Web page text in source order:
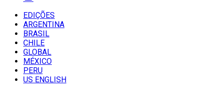
EDIÇÕES
ARGENTINA
BRASIL
CHILE
GLOBAL
MÉXICO
PERU
US ENGLISH